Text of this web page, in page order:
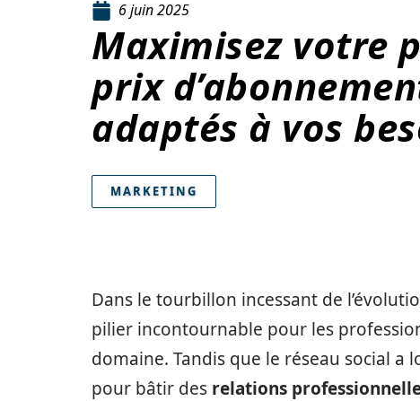
6 juin 2025
Maximisez votre
prix
adaptés à vos
MARKETING
Dans le tourbillon incessant de
pilier incontournable pour les
domaine. Tandis que le réseau social a
pour bâtir des relations